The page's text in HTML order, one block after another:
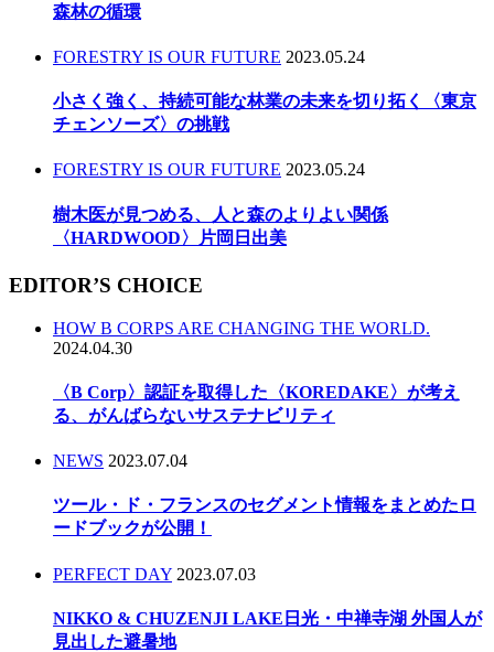
森林の循環
FORESTRY IS OUR FUTURE 2023.05.24
小さく強く、持続可能な林業の未来を切り拓く〈東京
チェンソーズ〉の挑戦
FORESTRY IS OUR FUTURE 2023.05.24
樹木医が見つめる、人と森のよりよい関係
〈HARDWOOD〉片岡日出美
EDITOR’S CHOICE
HOW B CORPS ARE CHANGING THE WORLD.
2024.04.30
〈B Corp〉認証を取得した〈KOREDAKE〉が考え
る、がんばらないサステナビリティ
NEWS 2023.07.04
ツール・ド・フランスのセグメント情報をまとめたロ
ードブックが公開！
PERFECT DAY 2023.07.03
NIKKO & CHUZENJI LAKE日光・中禅寺湖 外国人が
見出した避暑地